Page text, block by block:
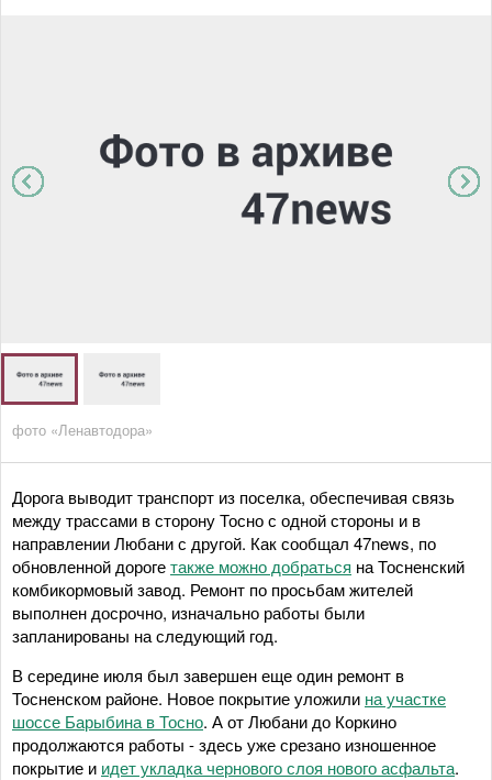
фото «Ленавтодора»
Дорога выводит транспорт из поселка, обеспечивая связь
между трассами в сторону Тосно с одной стороны и в
направлении Любани с другой. Как сообщал 47news, по
обновленной дорогетакже можно добраться на Тосненский
комбикормовый завод. Ремонт по просьбам жителей
выполнен досрочно, изначально работы были
запланированы на следующий год.
В середине июля был завершен еще один ремонт в
Тосненском районе. Новое покрытие уложили на участке
шоссе Барыбина в Тосно. А от Любани до Коркино
продолжаются работы - здесь уже срезано изношенное
покрытие и идет укладка чернового слоя нового асфальта.